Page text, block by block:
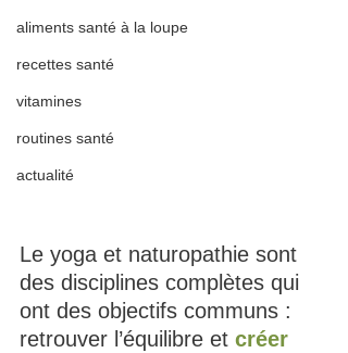
aliments santé à la loupe
recettes santé
vitamines
routines santé
actualité
Le yoga et naturopathie sont
des disciplines complètes qui
ont des objectifs communs :
retrouver l’équilibre et créer